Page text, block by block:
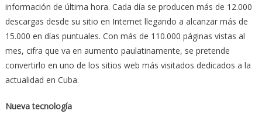
información de última hora. Cada día se producen más de 12.000
descargas desde su sitio en Internet llegando a alcanzar más de
15.000 en días puntuales. Con más de 110.000 páginas vistas al
mes, cifra que va en aumento paulatinamente, se pretende
convertirlo en uno de los sitios web más visitados dedicados a la
actualidad en Cuba.
Nueva tecnología